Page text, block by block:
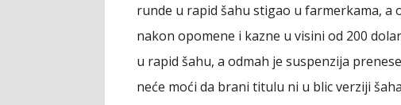
runde u rapid šahu stigao u farmerkama, a
nakon opomene i kazne u visini od 200
u rapid šahu, a odmah je suspenzija
neće moći da brani titulu ni u blic verziji